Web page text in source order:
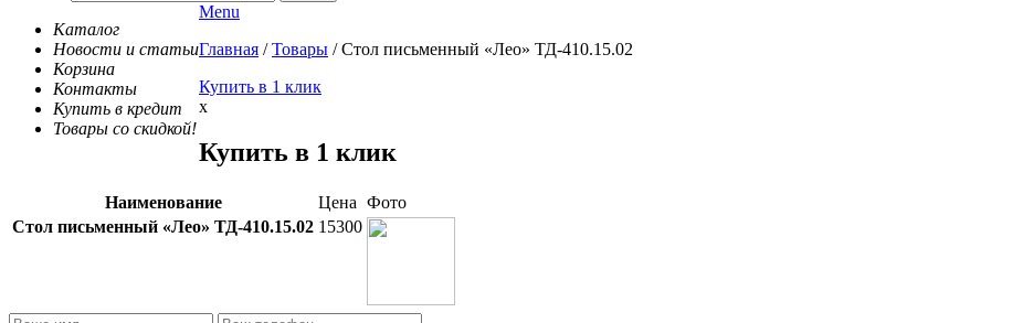
Каталог
Новости и статьи
Корзина
Контакты
Купить в кредит
Товары со скидкой!
Menu
Главная / Товары / Стол письменный «Лео» ТД-410.15.02
Купить в 1 клик
x
Купить в 1 клик
Наименование Цена Фото
Стол письменный «Лео» ТД-410.15.02 15300